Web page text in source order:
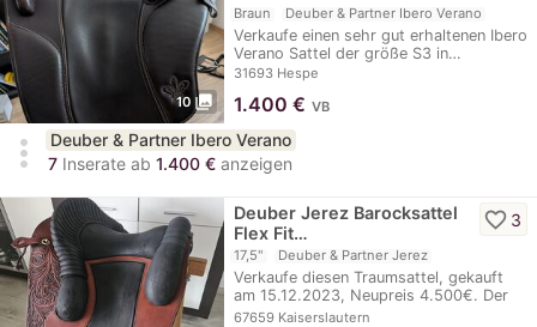
10 photo_library
Braun Deuber & Partner Ibero Verano
Verkaufe einen sehr gut erhaltenen Ibero
Verano Sattel der größe S3 in…
31693 Hespe
1.400 € VB
more_vert
Deuber & Partner Ibero Verano
7 Inserate ab 1.400 € anzeigen
Deuber Jerez Barocksattel
Flex Fit…
17,5" Deuber & Partner Jerez
Verkaufe diesen Traumsattel, gekauft
am 15.12.2023, Neupreis 4.500€. Der
Sattel wurde…
67659 Kaiserslautern
favorite_border 3